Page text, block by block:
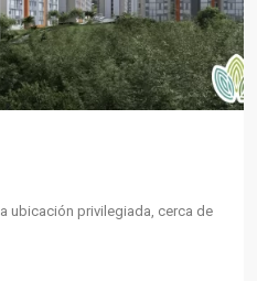
ubicación privilegiada, cerca de